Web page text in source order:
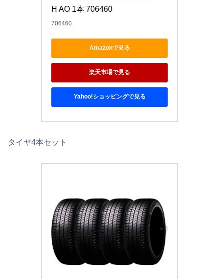
H AO 1本 706460
706460
Amazonで見る
楽天市場で見る
Yahoo!ショッピングで見る
タイヤ4本セット